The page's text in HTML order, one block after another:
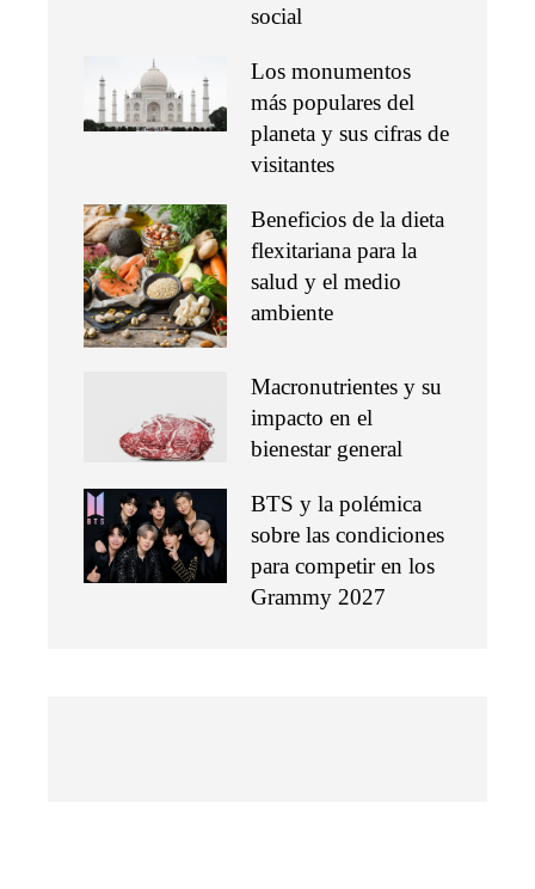
social
Los monumentos
más populares del
planeta y sus cifras de
visitantes
Beneficios de la dieta
flexitariana para la
salud y el medio
ambiente
Macronutrientes y su
impacto en el
bienestar general
BTS y la polémica
sobre las condiciones
para competir en los
Grammy 2027